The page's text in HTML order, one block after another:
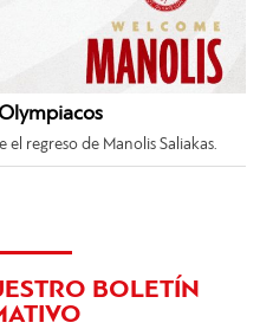
regreso de Manolis Saliakas.
BOLETÍN